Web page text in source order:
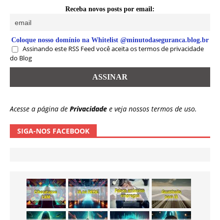
Receba novos posts por email:
Coloque nosso domínio na Whitelist @minutodaseguranca.blog.br
Assinando este RSS Feed você aceita os termos de privacidade
do Blog
Acesse a página de Privacidade e veja nossos termos de uso.
SIGA-NOS FACEBOOK